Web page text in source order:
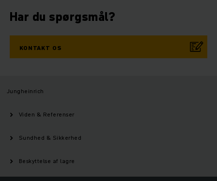
Har du spørgsmål?
KONTAKT OS
Jungheinrich
Viden & Referenser
Sundhed & Sikkerhed
Beskyttelse af lagre